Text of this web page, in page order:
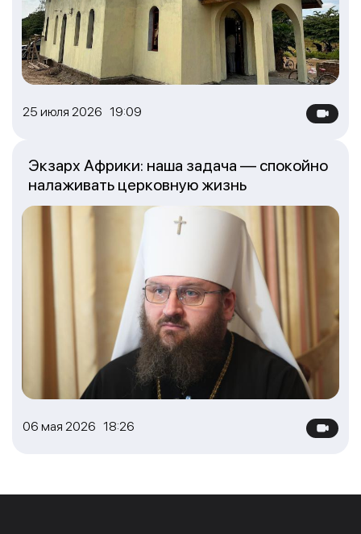
25 июля 2026 19:09
06 мая 2026 18:26
Экзарх Африки: наша задача — спокойно
налаживать церковную жизнь